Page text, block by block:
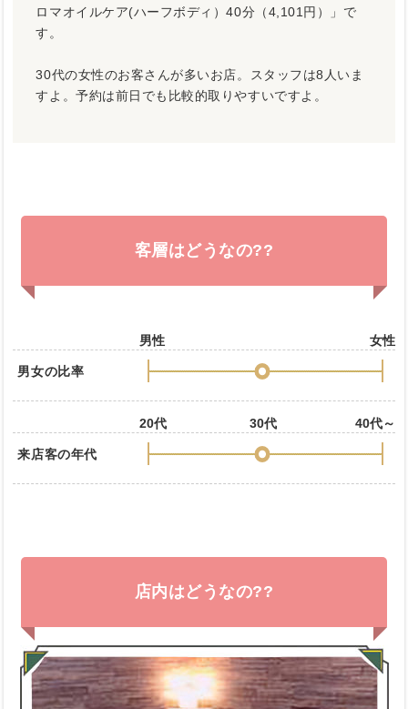
ロマオイルケア(ハーフボディ）40分（4,101円）」で
す。
30代の女性のお客さんが多いお店。スタッフは8人いま
すよ。予約は前日でも比較的取りやすいですよ。
客層はどうなの??
男性 女性
男女の比率
20代 30代 40代～
来店客の年代
店内はどうなの??